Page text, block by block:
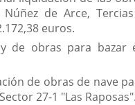
de Arce,
euros.
de obras para bazar
de obras de nave
27-1 "Las